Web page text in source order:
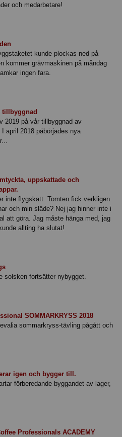
och medarbetare!
kunde plockas ned på
kommer grävmaskinen på måndag
ingen fara.
tillbyggnad
2019 på vår tillbyggnad av
april 2018 påbörjades nya
uppskattade och
inte flygskatt. Tomten fick verkligen
och min släde? Nej jag hinner inte i
att göra. Jag måste hänga med, jag
allting ha slutat!
solsken fortsätter nybygget.
SOMMARKRYSS 2018
sommarkryss-tävling pågått och
igen och bygger till.
förberedande byggandet av lager,
Professionals ACADEMY